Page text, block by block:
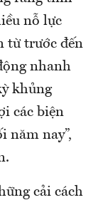
nỗ lực
từ trước đến
nhanh
khủng
các biện
năm nay”,
cải cách